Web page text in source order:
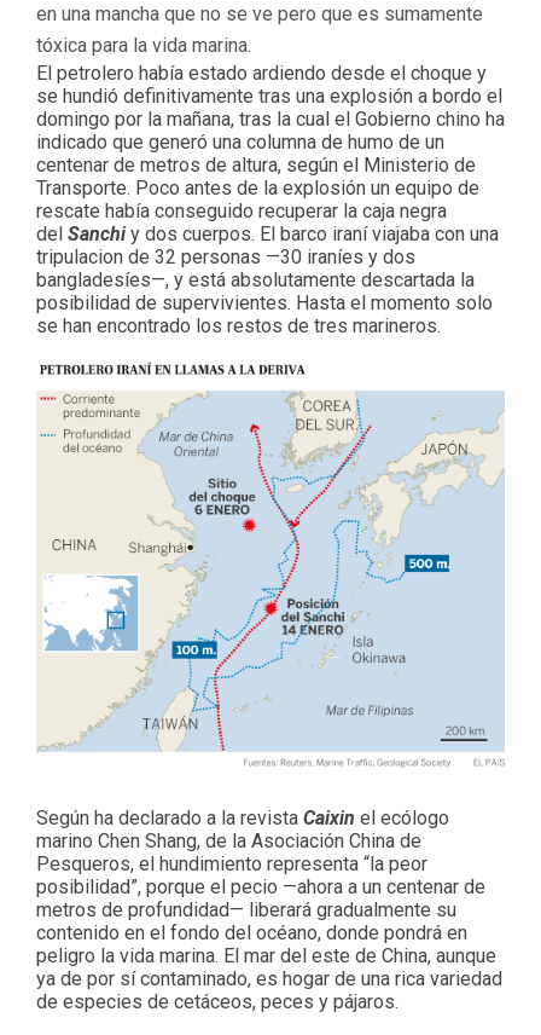
en una mancha que no se ve pero que es sumamente
tóxica para la vida marina.
El petrolero había estado ardiendo desde el choque y
se hundió definitivamente tras una explosión a bordo el
domingo por la mañana, tras la cual el Gobierno chino ha
indicado que generó una columna de humo de un
centenar de metros de altura, según el Ministerio de
Transporte. Poco antes de la explosión un equipo de
rescate había conseguido recuperar la caja negra
del Sanchiy dos cuerpos. El barco iraní viajaba con una
tripulacion de 32 personas —30 iraníes y dos
bangladesíes—, y está absolutamente descartada la
posibilidad de supervivientes. Hasta el momento solo
se han encontrado los restos de tres marineros.
Según ha declarado a la revista Caixin el ecólogo
marino Chen Shang, de la Asociación China de
Pesqueros, el hundimiento representa “la peor
posibilidad”, porque el pecio —ahora a un centenar de
metros de profundidad— liberará gradualmente su
contenido en el fondo del océano, donde pondrá en
peligro la vida marina. El mar del este de China, aunque
ya de por sí contaminado, es hogar de una rica variedad
de especies de cetáceos, peces y pájaros.